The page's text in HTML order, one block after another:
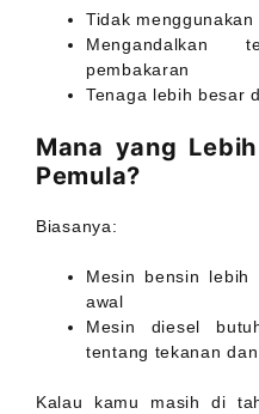
Tidak menggunakan
Mengandalkan
pembakaran
Tenaga lebih besar
Mana yang
Pemula?
Biasanya:
Mesin bensin
awal
Mesin diesel
tentang tekanan
Kalau kamu masih di